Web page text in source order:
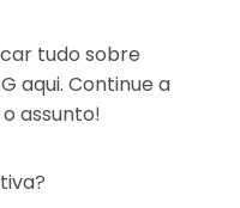
tudo sobre
aqui. Continue a
assunto!